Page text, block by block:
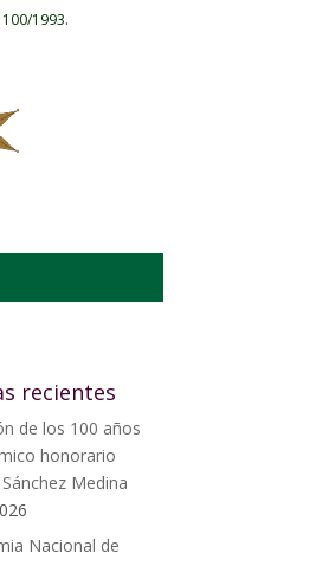
1993.
recientes
de los 100 años
honorario
Medina
Nacional de